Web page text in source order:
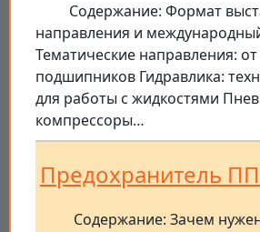
Содержание: Формат
направления и
Тематические направления:
подшипников Гидравлика:
для работы с жидкостями
компрессоры…
Предохранитель
Содержание: Зачем